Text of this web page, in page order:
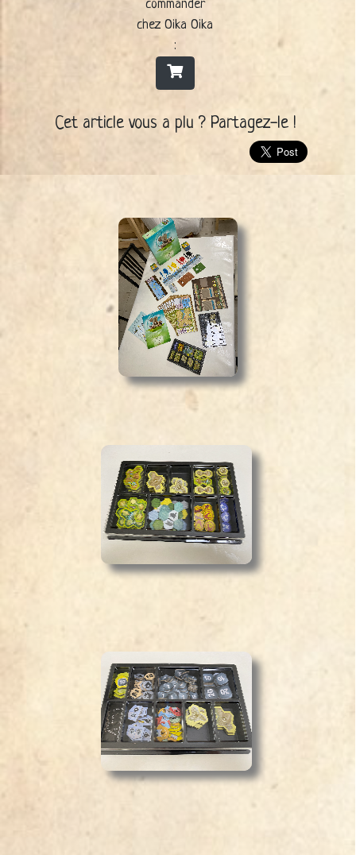
commander
chez Oika Oika
:
Cet article vous a plu ? Partagez-le !